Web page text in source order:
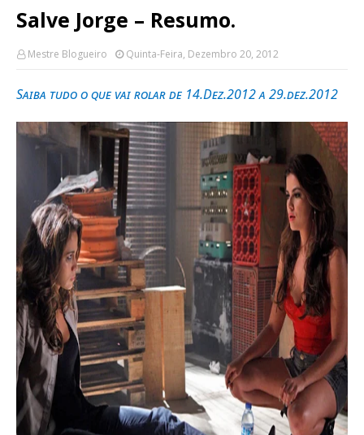
Salve Jorge – Resumo.
Mestre Blogueiro Quinta-Feira, Dezembro 20, 2012
Saiba tudo o que vai rolar de 14.Dez.2012 a 29.dez.2012